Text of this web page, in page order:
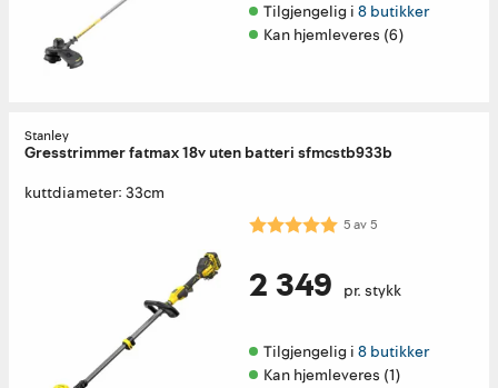
Tilgjengelig i 8 butikker
Kan hjemleveres (6)
Stanley
Gresstrimmer fatmax 18v uten batteri sfmcstb933b
kuttdiameter: 33cm
Karakter: 5.0 av 5 mulige
5av5
2 349 pr. stykk
Tilgjengelig i 8 butikker
Kan hjemleveres (1)